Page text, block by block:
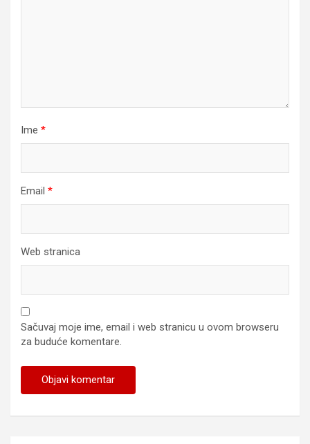
Ime *
Email *
Web stranica
Sačuvaj moje ime, email i web stranicu u ovom browseru
za buduće komentare.